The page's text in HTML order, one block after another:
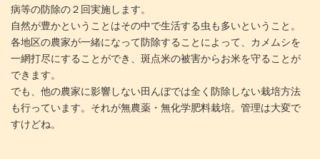
病等の防除の２回実施します。
自然が豊かということはその中で生活する虫も多いということ。
各地区の農家が一緒になって防除することによって、カメムシを
一網打尽にすることができ、斑点米の被害からお米を守ることが
できます。
でも、他の農家に影響しない田んぼでは全く防除しない栽培方法
も行っています。それが無農薬・無化学肥料栽培。管理は大変で
すけどね。